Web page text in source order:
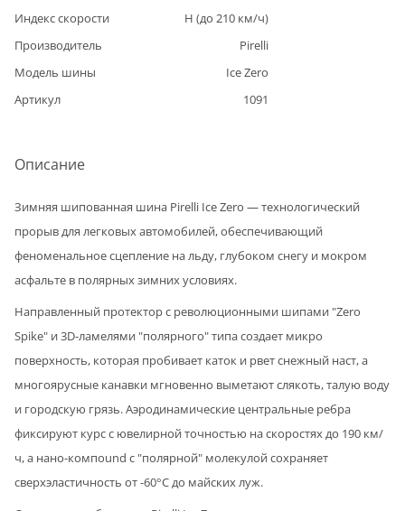
Индекс скорости
H (до 210 км/ч)
Производитель
Pirelli
Модель шины
Ice Zero
Артикул
1091
Описание
Зимняя шипованная шина Pirelli Ice Zero — технологический
прорыв для легковых автомобилей, обеспечивающий
феноменальное сцепление на льду, глубоком снегу и мокром
асфальте в полярных зимних условиях.
Направленный протектор с революционными шипами "Zero
Spike" и 3D-ламелями "полярного" типа создает микро
поверхность, которая пробивает каток и рвет снежный наст, а
многоярусные канавки мгновенно выметают слякоть, талую воду
и городскую грязь. Аэродинамические центральные ребра
фиксируют курс с ювелирной точностью на скоростях до 190 км/
ч, а нано-компound с "полярной" молекулой сохраняет
сверхэластичность от -60°C до майских луж.